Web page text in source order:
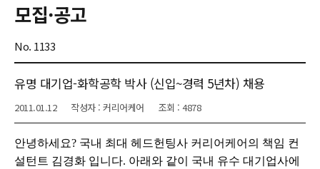
모집·공고
No. 1133
유명 대기업-화학공학 박사 (신입~경력 5년차) 채용
2011.01.12 작성자 : 커리어케어 조회 : 4878